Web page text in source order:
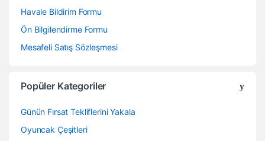
Havale Bildirim Formu
Ön Bilgilendirme Formu
Mesafeli Satış Sözleşmesi
Popüler Kategoriler
Günün Fırsat Tekliflerini Yakala
Oyuncak Çeşitleri